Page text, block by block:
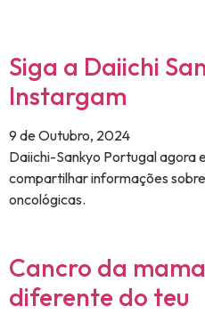
Siga a Daiichi
Instargam
9 de Outubro, 2024
Daiichi-Sankyo Portugal agora
compartilhar informações
oncológicas.
Cancro da
diferente do teu